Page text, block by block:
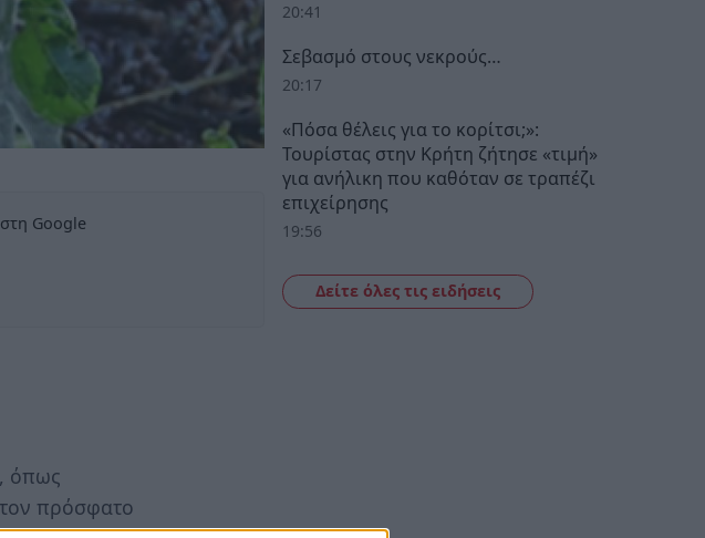
Google
όπως
τον πρόσφατο
20:41
Σεβασμό στους νεκρούς…
20:17
«Πόσα θέλεις για το κορίτσι;»:
Τουρίστας στην Κρήτη ζήτησε «τιμή»
για ανήλικη που καθόταν σε τραπέζι
επιχείρησης
19:56
Δείτε όλες τις ειδήσεις